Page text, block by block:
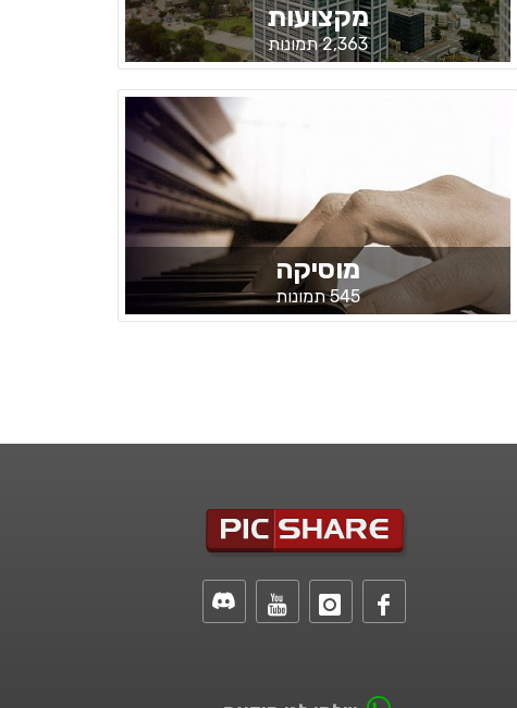
מקצועות
2,363 תמונות
מוסיקה
545 תמונות